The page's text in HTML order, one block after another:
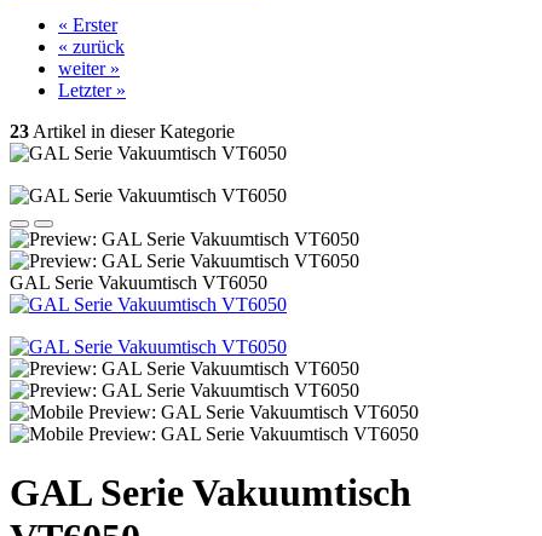
« Erster
« zurück
weiter »
Letzter »
23 Artikel in dieser Kategorie
GAL Serie Vakuumtisch VT6050
GAL Serie Vakuumtisch